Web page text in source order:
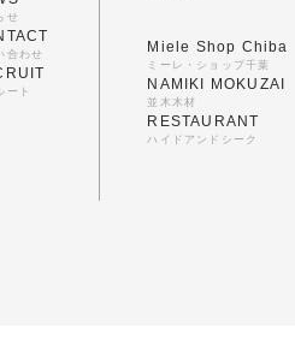
せ
合わせ
ート
Miele Shop Chiba
ミーレ・ショップ千葉
NAMIKI MOKUZAI
並木木材
RESTAURANT
ハイドアンドシーク